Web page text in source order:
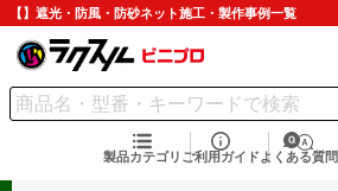
【】遮光・防風・防砂ネット施工・製作事例一覧
製品カテゴリ ご利用ガイド よくある質問